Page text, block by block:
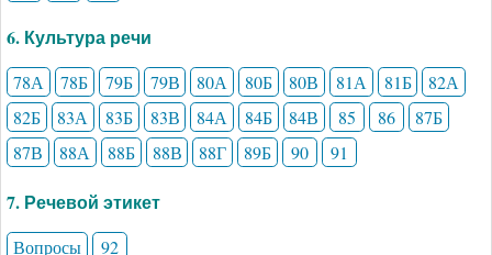
6. Культура речи
78А 78Б 79Б 79В 80А 80Б 80В 81А 81Б
82А
82Б
83А 83Б 83В 84А 84Б 84В 85 86
87Б
87В
88А 88Б 88В 88Г 89Б 90 91
7. Речевой этикет
Вопросы 92